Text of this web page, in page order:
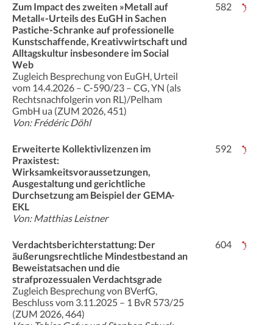
Zum Impact des zweiten »Metall auf
Metall«-Urteils des EuGH in Sachen
Pastiche-Schranke auf professionelle
Kunstschaffende, Kreativwirtschaft und
Alltagskultur insbesondere im Social
Web
Zugleich Besprechung von EuGH, Urteil
vom 14.4.2026 – C-590/23 – CG, YN (als
Rechtsnachfolgerin von RL)/Pelham
GmbH ua (ZUM 2026, 451)
Von: Frédéric Döhl
582
Erweiterte Kollektivlizenzen im
Praxistest:
Wirksamkeitsvoraussetzungen,
Ausgestaltung und gerichtliche
Durchsetzung am Beispiel der GEMA-
EKL
Von: Matthias Leistner
592
Verdachtsberichterstattung: Der
äußerungsrechtliche Mindestbestand an
Beweistatsachen und die
strafprozessualen Verdachtsgrade
Zugleich Besprechung von BVerfG,
Beschluss vom 3.11.2025 – 1 BvR 573/25
(ZUM 2026, 464)
604